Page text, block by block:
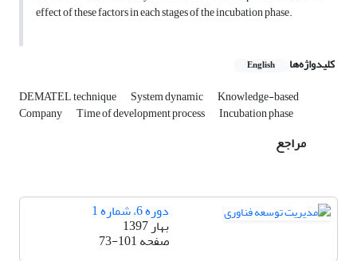
effect of these factors in each stages of the incubation phase.
کلیدواژه‌ها English
DEMATEL technique System dynamic Knowledge-based
Company Time of development process Incubation phase
مراجع
دوره 6، شماره 1
بهار 1397
صفحه73-101